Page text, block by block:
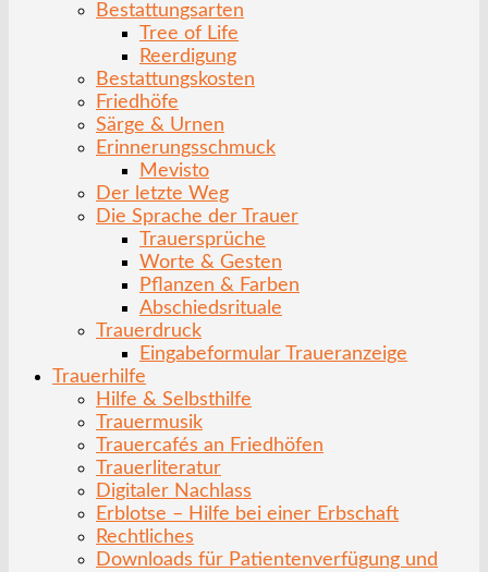
Bestattungsarten
Tree of Life
Reerdigung
Bestattungskosten
Friedhöfe
Särge & Urnen
Erinnerungsschmuck
Mevisto
Der letzte Weg
Die Sprache der Trauer
Trauersprüche
Worte & Gesten
Pflanzen & Farben
Abschiedsrituale
Trauerdruck
Eingabeformular Traueranzeige
Trauerhilfe
Hilfe & Selbsthilfe
Trauermusik
Trauercafés an Friedhöfen
Trauerliteratur
Digitaler Nachlass
Erblotse – Hilfe bei einer Erbschaft
Rechtliches
Downloads für Patientenverfügung und